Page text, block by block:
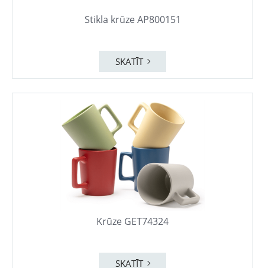
Stikla krūze AP800151
SKATĪT
Krūze GET74324
SKATĪT